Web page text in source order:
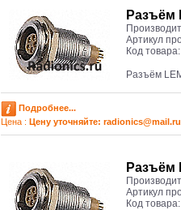
Разъём
Артикул
Код
Разъём
Подробнее...
Цена : Цену уточняйте: radioniсs@mail.ru
Разъём
Артикул
Код